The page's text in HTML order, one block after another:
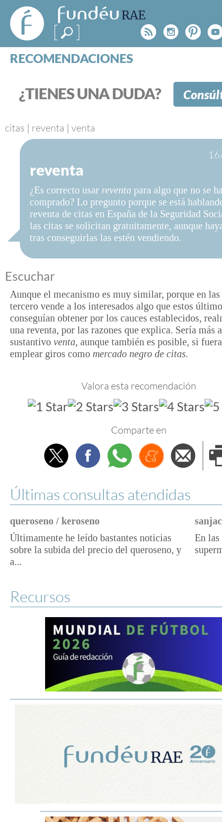
FundéuRAE
- Fundación
del Español
Urgente
Rss
RECOMENDACIONES
CATEGORÍAS
ESPECIALES
BLOG
NOTICIAS
SOBRE LA FUNDÉURAE
FundéuRAE es una fundación patrocinada por la
el buen uso del español en los medios de
Internet.
¿TIENES UNA DUDA?
citas | reventa | venta
reventa
¿Es correcto usar reventa para algo que no se
comprado? Lo pregunto porque se está
reventa de citas en España de la Seguridad
las citas se solicitan gratuitamente, aunque
tras conseguirlas las estén vendiendo.
Escuchar
Aunque el mecanismo es muy similar, porque en
tercero vende a los interesados algo que estos
conseguían obtener por los cauces establecidos,
una reventa, por las razones que explica. Sería más
sustantivo venta, aunque también es posible, si
emplear giros como mercado negro de citas.
Valora esta recomendación
Comparte en
TwitterFacebookWhatsappMenéame
Últimas consultas atendidas
queroseno / keroseno
Últimamente he leído bastantes noticias
sobre la subida del precio del queroseno, y
a...
En las
Recursos